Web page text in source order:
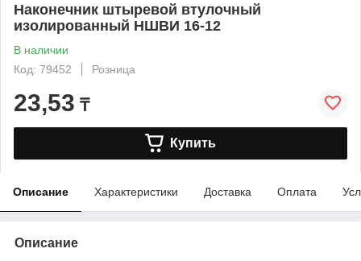
Наконечник штыревой втулочный
изолированный НШВИ 16-12
В наличии
Код: 79452
Розница
23,53 ₸
Купить
Описание Характеристики Доставка Оплата
Описание